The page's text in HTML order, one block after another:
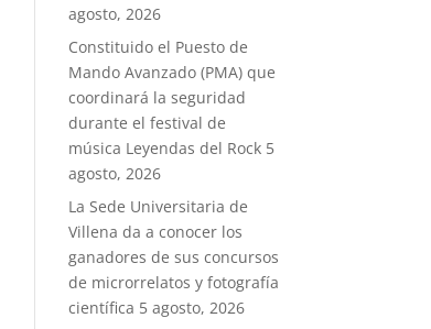
agosto, 2026
Constituido el Puesto de
Mando Avanzado (PMA) que
coordinará la seguridad
durante el festival de
música Leyendas del Rock 5
agosto, 2026
La Sede Universitaria de
Villena da a conocer los
ganadores de sus concursos
de microrrelatos y fotografía
científica 5 agosto, 2026